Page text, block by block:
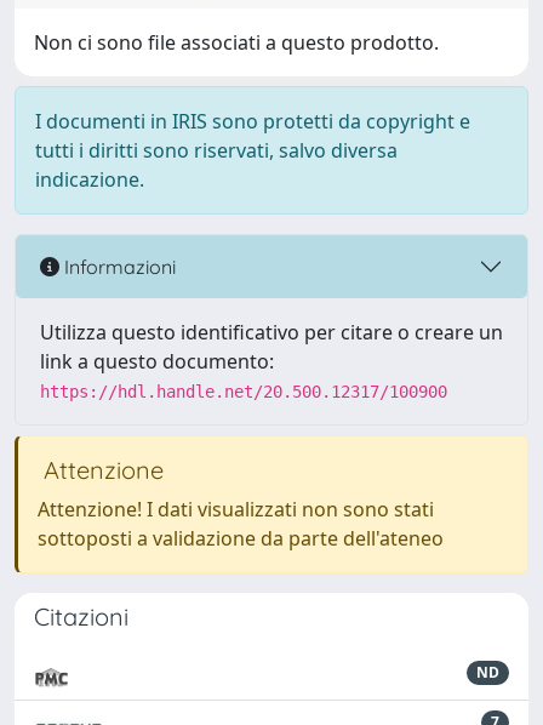
Non ci sono file associati a questo prodotto.
I documenti in IRIS sono protetti da copyright e
tutti i diritti sono riservati, salvo diversa
indicazione.
Informazioni
Utilizza questo identificativo per citare o creare un
link a questo documento:
https://hdl.handle.net/20.500.12317/100900
Attenzione
Attenzione! I dati visualizzati non sono stati
sottoposti a validazione da parte dell'ateneo
Citazioni
ND